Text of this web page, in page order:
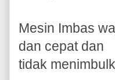
Mesin Imbas
dan cepat dan
tidak